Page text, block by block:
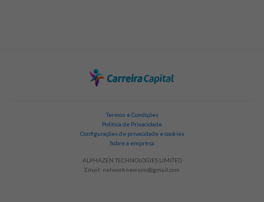
Termos e Condições
Política de Privacidade
Configurações de privacidade e cookies
Sobre a empresa
ALPHAZEN TECHNOLOGIES LIMITED
Email: networknewsinc@gmail.com